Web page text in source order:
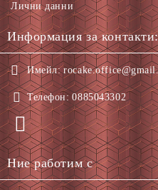
Лични данни
Информация за контакти:
Имейл:
Телефон: 0885043302
Ние работим с